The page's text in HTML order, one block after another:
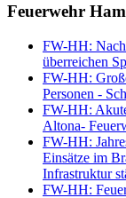
Feuerwehr
FW-HH:
überreichen
FW-HH:
Personen -
FW-HH:
Altona-
FW-HH:
Einsätze im
Infrastruktur
FW-HH: